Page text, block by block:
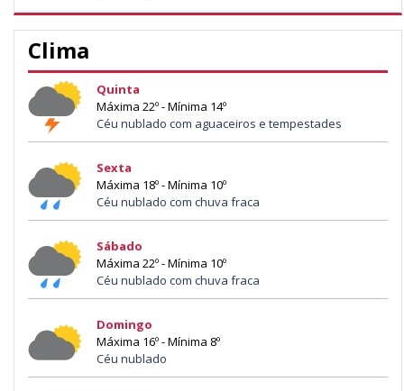
Clima
Quinta
Máxima 22º - Mínima 14º
Céu nublado com aguaceiros e tempestades
Sexta
Máxima 18º - Mínima 10º
Céu nublado com chuva fraca
Sábado
Máxima 22º - Mínima 10º
Céu nublado com chuva fraca
Domingo
Máxima 16º - Mínima 8º
Céu nublado